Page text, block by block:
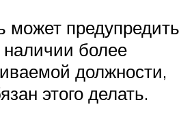
может предупредить
наличии более
должности,
этого делать.